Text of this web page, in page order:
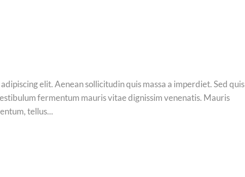
elit. Aenean sollicitudin quis massa a imperdiet. Sed quis
fermentum mauris vitae dignissim venenatis. Mauris
tellus...